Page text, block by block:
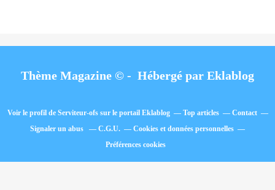
Thème Magazine © - Hébergé par Eklablog
Voir le profil de Serviteur-ofssur le portail Eklablog Top articles
Contact
Signaler un abus
C.G.U.
Cookies et données personnelles
Préférences cookies